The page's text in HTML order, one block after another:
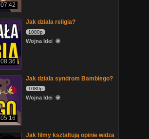
07:42
08:36
Jak działa religia?
1080p
Wojna Idei
05:16
Jak działa syndrom Bambiego?
1080p
Wojna Idei
Jak filmy kształtują opinie widza